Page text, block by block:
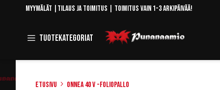
Skip
Myymälät Tilaus ja toimitus | Toimitus vain 1-3 arkipäivää!
Tuotekategoriat Toggle
Navigation
Etusivu Onnea 40 v -foliopallo